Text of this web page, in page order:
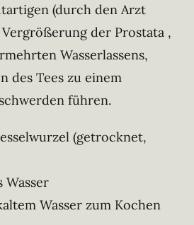
(durch den Arzt
der Prostata ,
Wasserlassens,
des Tees zu einem
führen.
(getrocknet,
Wasser
Wasser zum Kochen